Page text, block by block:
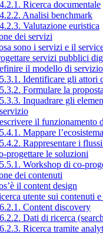
4.2.1. Ricerca documentale
4.2.2. Analisi benchmark
4.2.3. Valutazione euristica
dei servizi
sono i servizi e il
servizi pubblici
il modello di servizio
5.3.1. Identificare gli attori
5.3.2. Formulare la
5.3.3. Inquadrare gli
servizio
il funzionamento
5.4.1. Mappare l’ecosistema
5.4.2. Rappresentare i
progettare le soluzioni
5.5.1. Workshop di co-
dei contenuti
il content design
utente sui contenuti
6.2.1. Content discovery
6.2.2. Dati di ricerca
6.2.3. Ricerca tramite